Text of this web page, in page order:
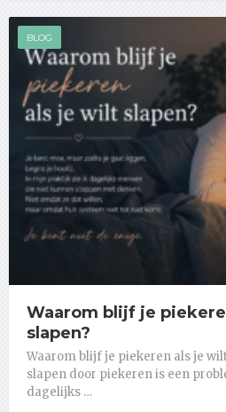
BLOG
Waarom blijf je
slapen?
Waarom blijf je piekeren als je
slapen door piekeren is een
dagelijks …